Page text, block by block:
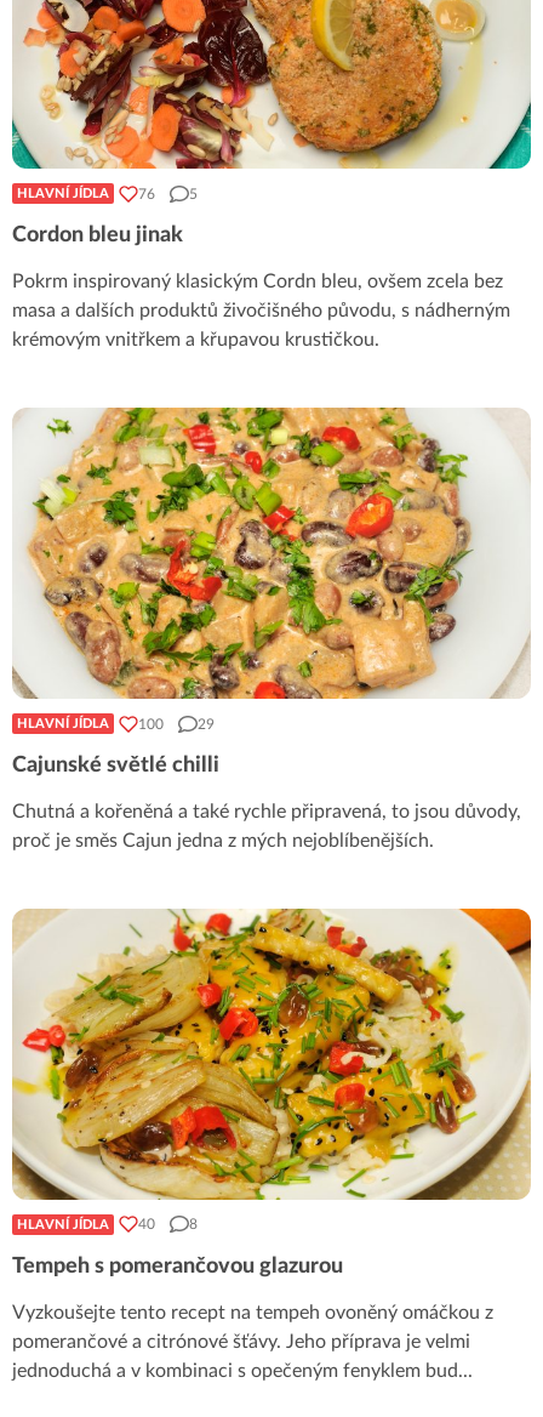
HLAVNÍ JÍDLA 76 5
Cordon bleu jinak
Pokrm inspirovaný klasickým Cordn bleu, ovšem zcela bez
masa a dalších produktů živočišného původu, s nádherným
krémovým vnitřkem a křupavou krustičkou.
HLAVNÍ JÍDLA 100 29
Cajunské světlé chilli
Chutná a kořeněná a také rychle připravená, to jsou důvody,
proč je směs Cajun jedna z mých nejoblíbenějších.
HLAVNÍ JÍDLA 40 8
Tempeh s pomerančovou glazurou
Vyzkoušejte tento recept na tempeh ovoněný omáčkou z
pomerančové a citrónové šťávy. Jeho příprava je velmi
jednoduchá a v kombinaci s opečeným fenyklem bud...